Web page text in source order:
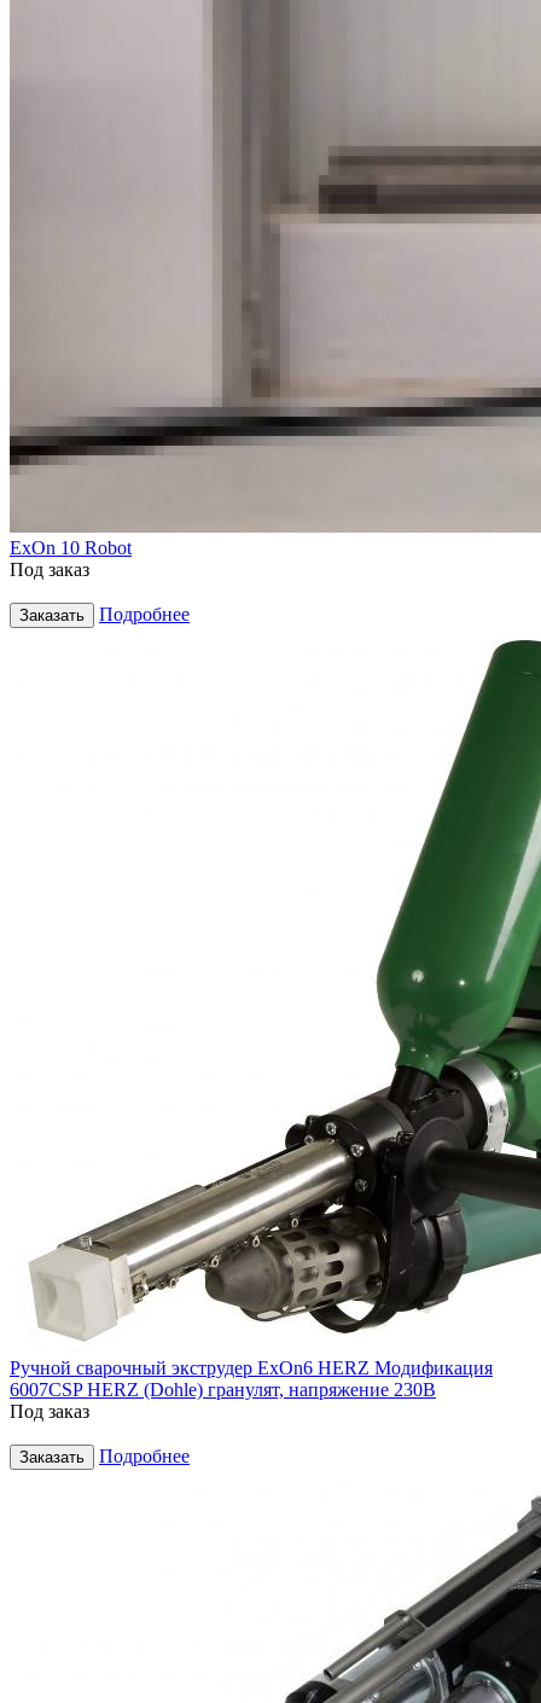
ExOn 10 Robot
Под заказ
Заказать Подробнее
Ручной сварочный экструдер ExOn6 HERZ Модификация
6007CSP HERZ (Dohle) гранулят, напряжение 230В
Под заказ
Заказать Подробнее